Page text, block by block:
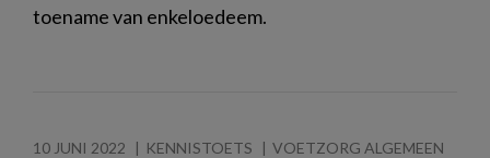
toename van enkeloedeem.
10 JUNI 2022 KENNISTOETS VOETZORG ALGEMEEN